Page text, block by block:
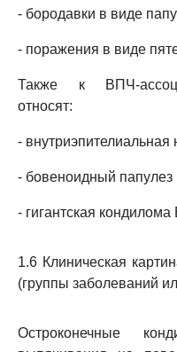
- бородавки в виде
- поражения в виде
Также к ВПЧ-
относят:
- внутриэпителиальная
- бовеноидный папулез
- гигантская
1.6 Клиническая
(группы заболеваний
Остроконечные